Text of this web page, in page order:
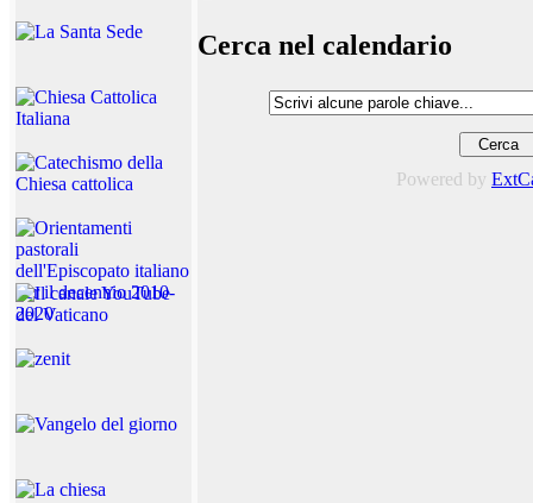
Cerca nel calendario
Powered by